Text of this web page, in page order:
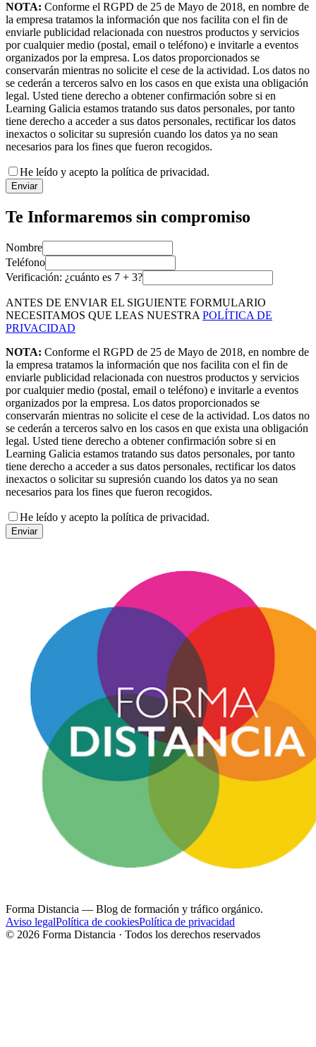
NOTA: Conforme el RGPD de 25 de Mayo de 2018, en nombre de
la empresa tratamos la información que nos facilita con el fin de
enviarle publicidad relacionada con nuestros productos y servicios
por cualquier medio (postal, email o teléfono) e invitarle a eventos
organizados por la empresa. Los datos proporcionados se
conservarán mientras no solicite el cese de la actividad. Los datos no
se cederán a terceros salvo en los casos en que exista una obligación
legal. Usted tiene derecho a obtener confirmación sobre si en
Learning Galicia estamos tratando sus datos personales, por tanto
tiene derecho a acceder a sus datos personales, rectificar los datos
inexactos o solicitar su supresión cuando los datos ya no sean
necesarios para los fines que fueron recogidos.
He leído y acepto la política de privacidad.
Enviar
Te Informaremos sin compromiso
Nombre
Teléfono
Verificación: ¿cuánto es 7 + 3?
ANTES DE ENVIAR EL SIGUIENTE FORMULARIO
NECESITAMOS QUE LEAS NUESTRA POLÍTICA DE
PRIVACIDAD
NOTA: Conforme el RGPD de 25 de Mayo de 2018, en nombre de
la empresa tratamos la información que nos facilita con el fin de
enviarle publicidad relacionada con nuestros productos y servicios
por cualquier medio (postal, email o teléfono) e invitarle a eventos
organizados por la empresa. Los datos proporcionados se
conservarán mientras no solicite el cese de la actividad. Los datos no
se cederán a terceros salvo en los casos en que exista una obligación
legal. Usted tiene derecho a obtener confirmación sobre si en
Learning Galicia estamos tratando sus datos personales, por tanto
tiene derecho a acceder a sus datos personales, rectificar los datos
inexactos o solicitar su supresión cuando los datos ya no sean
necesarios para los fines que fueron recogidos.
He leído y acepto la política de privacidad.
Enviar
Forma Distancia — Blog de formación y tráfico orgánico.
Aviso legalPolítica de cookiesPolítica de privacidad
© 2026 Forma Distancia · Todos los derechos reservados